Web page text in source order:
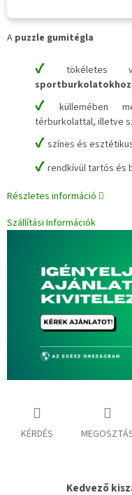
A puzzle gumitégla
✔tökéletes
sportburkolatokhoz
✔küllemében
térburkolattal, illetve
✔ színes és
✔ rendkívül tartós és
Részletes információ
Szállítási Információk
KÉRDÉS
Kedvező